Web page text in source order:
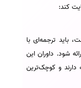
کند:
باید ترجمه‌ای با
شود. داوران این
و کوچک‌ترین